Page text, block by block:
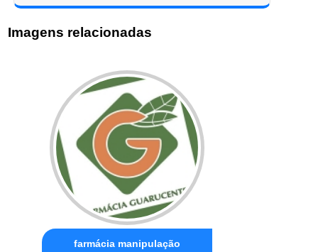
Imagens relacionadas
farmácia manipulação